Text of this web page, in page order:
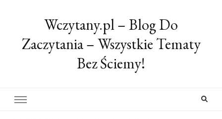
Wczytany.pl – Blog Do
Zaczytania – Wszystkie Tematy
Bez Ściemy!